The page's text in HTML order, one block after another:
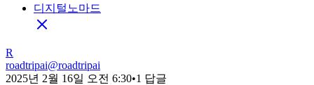
디지털노마드
R
roadtripai@roadtripai
2025년 2월 16일 오전 6:30•1 답글